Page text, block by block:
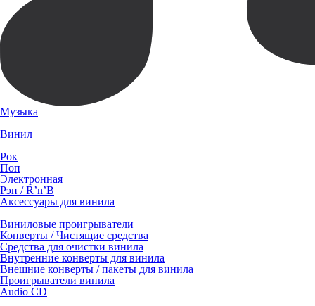
Музыка
Винил
Рок
Поп
Электронная
Рэп / R’n’B
Аксессуары для винила
Виниловые проигрыватели
Конверты / Чистящие средства
Средства для очистки винила
Внутренние конверты для винила
Внешние конверты / пакеты для винила
Проигрыватели винила
Audio CD